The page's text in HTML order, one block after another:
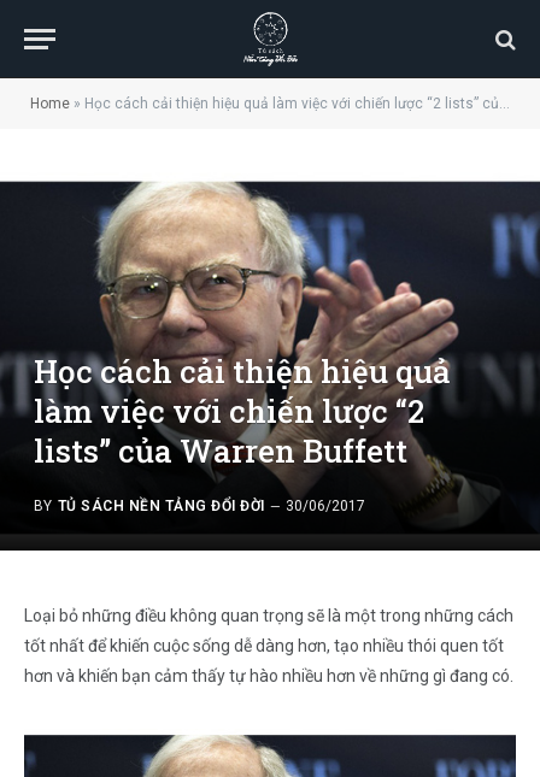
Home » Học cách cải thiện hiệu quả làm việc với chiến lược “2 lists” của Warren Buffett
Học cách cải thiện hiệu quả
làm việc với chiến lược “2
lists” của Warren Buffett
BY TỦ SÁCH NỀN TẢNG ĐỔI ĐỜI 30/06/2017
Loại bỏ những điều không quan trọng sẽ là một trong những cách
tốt nhất để khiến cuộc sống dễ dàng hơn, tạo nhiều thói quen tốt
hơn và khiến bạn cảm thấy tự hào nhiều hơn về những gì đang có.